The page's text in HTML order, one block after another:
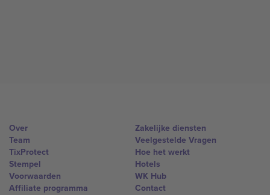
Over
Team
TixProtect
Stempel
Voorwaarden
Affiliate programma
Zakelijke diensten
Veelgestelde Vragen
Hoe het werkt
Hotels
WK Hub
Contact